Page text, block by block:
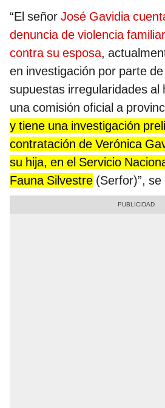
“El señor José Gavidia
denuncia de violencia
contra su esposa,
en investigación por parte
supuestas irregularidades al
una comisión oficial a
y tiene una investigación
contratación de Verónica
su hija, en el Servicio
Fauna Silvestre (Serfor)”,